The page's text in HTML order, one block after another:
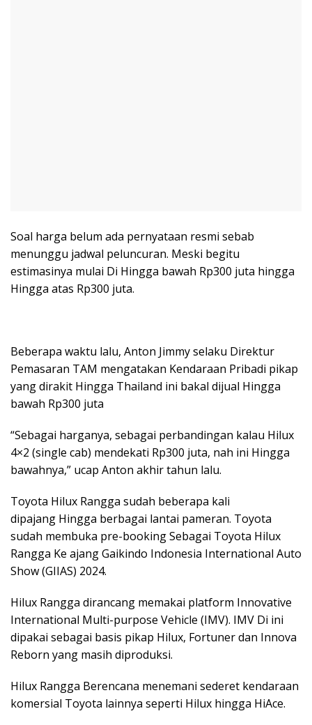
Soal harga belum ada pernyataan resmi sebab
menunggu jadwal peluncuran. Meski begitu
estimasinya mulai Di Hingga bawah Rp300 juta hingga
Hingga atas Rp300 juta.
Beberapa waktu lalu, Anton Jimmy selaku Direktur
Pemasaran TAM mengatakan Kendaraan Pribadi pikap
yang dirakit Hingga Thailand ini bakal dijual Hingga
bawah Rp300 juta
“Sebagai harganya, sebagai perbandingan kalau Hilux
4×2 (single cab) mendekati Rp300 juta, nah ini Hingga
bawahnya,” ucap Anton akhir tahun lalu.
Toyota Hilux Rangga sudah beberapa kali
dipajang Hingga berbagai lantai pameran. Toyota
sudah membuka pre-booking Sebagai Toyota Hilux
Rangga Ke ajang Gaikindo Indonesia International Auto
Show (GIIAS) 2024.
Hilux Rangga dirancang memakai platform Innovative
International Multi-purpose Vehicle (IMV). IMV Di ini
dipakai sebagai basis pikap Hilux, Fortuner dan Innova
Reborn yang masih diproduksi.
Hilux Rangga Berencana menemani sederet kendaraan
komersial Toyota lainnya seperti Hilux hingga HiAce.